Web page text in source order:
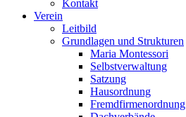
Kontakt
Verein
Leitbild
Grundlagen und Strukturen
Maria Montessori
Selbstverwaltung
Satzung
Hausordnung
Fremdfirmenordnung